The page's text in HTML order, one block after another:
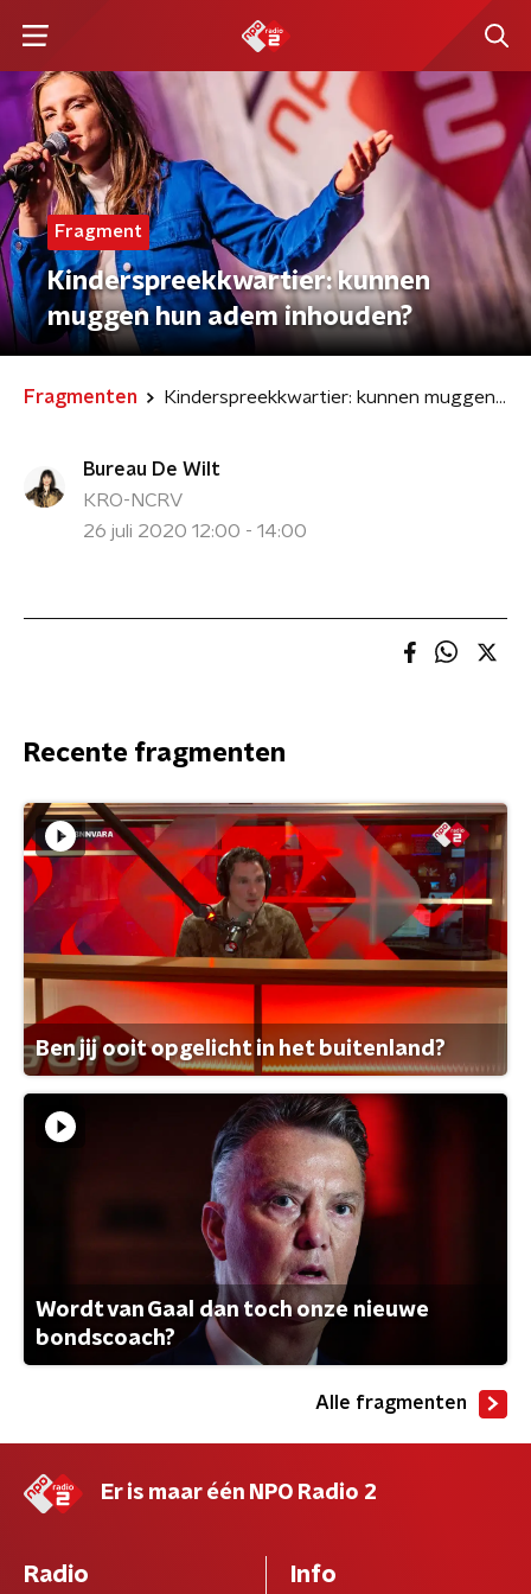
Fragment
Kinderspreekkwartier: kunnen
muggen hun adem inhouden?
Fragmenten Kinderspreekkwartier: kunnen muggen hun adem inhouden?
Bureau De Wilt
KRO-NCRV
26 juli 2020 12:00 - 14:00
Recente fragmenten
Ben jij ooit opgelicht in het buitenland?
Wordt van Gaal dan toch onze nieuwe
bondscoach?
Alle fragmenten
Er is maar één NPO Radio 2
Radio Info